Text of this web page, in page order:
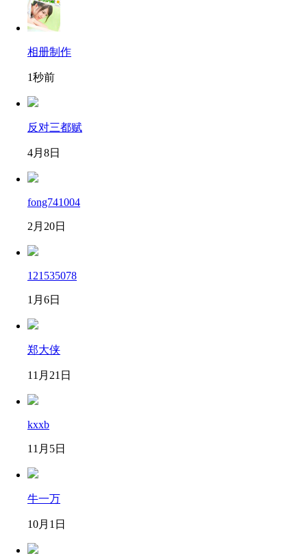
相册制作
1秒前
反对三都赋
4月8日
fong741004
2月20日
121535078
1月6日
郑大侠
11月21日
kxxb
11月5日
牛一万
10月1日